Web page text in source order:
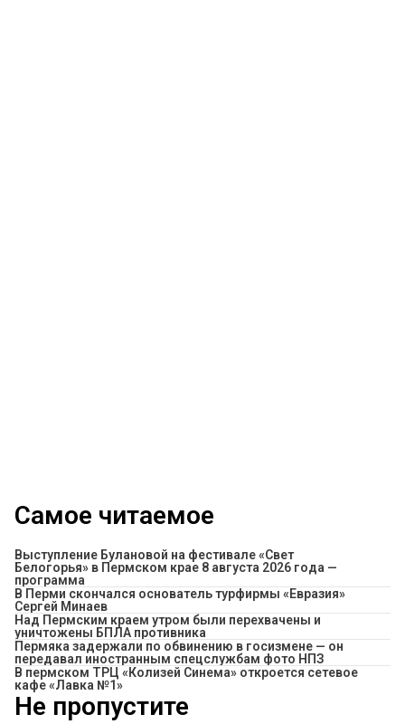
Самое читаемое
Выступление Булановой на фестивале «Свет
Белогорья» в Пермском крае 8 августа 2026 года —
программа
В Перми скончался основатель турфирмы «Евразия»
Сергей Минаев
Над Пермским краем утром были перехвачены и
уничтожены БПЛА противника
Пермяка задержали по обвинению в госизмене — он
передавал иностранным спецслужбам фото НПЗ
​В пермском ТРЦ «Колизей Синема» откроется сетевое
кафе «Лавка №1»
Не пропустите